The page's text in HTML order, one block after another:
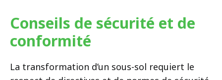
Conseils de sécurité et de
conformité
La transformation d’un sous-sol requiert le